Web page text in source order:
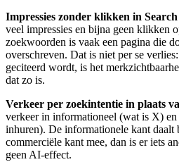
Impressies zonder klikken in Search
veel impressies en bijna geen klikken
zoekwoorden is vaak een pagina die
overschreven. Dat is niet per se
geciteerd wordt, is het
dat zo is.
Verkeer per zoekintentie in plaats
verkeer in informationeel (wat is X)
inhuren). De informationele kant
commerciële kant mee, dan is er iets
geen AI-effect.